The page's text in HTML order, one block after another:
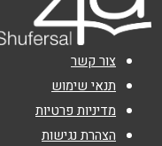
נושא*
אנא חזרו אלי בקשר
הודעה*
צור קשר
תנאי שימוש
מדיניות פרטיות
הצהרת נגישות